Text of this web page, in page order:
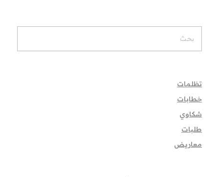
تظلمات
خطابات
شكاوي
طلبات
معاريض